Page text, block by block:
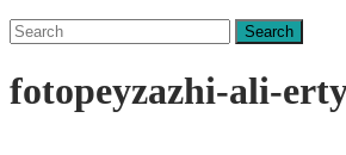
Search
for:
fotopeyzazhi-ali-